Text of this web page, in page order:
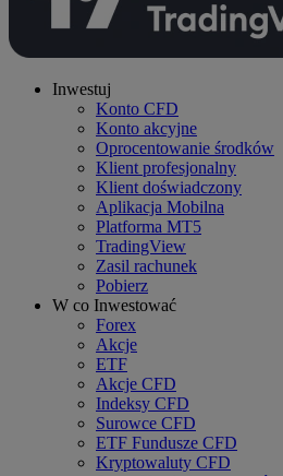
Inwestuj
Konto CFD
Konto akcyjne
Oprocentowanie środków
Klient profesjonalny
Klient doświadczony
Aplikacja Mobilna
Platforma MT5
TradingView
Zasil rachunek
Pobierz
W co Inwestować
Forex
Akcje
ETF
Akcje CFD
Indeksy CFD
Surowce CFD
ETF Fundusze CFD
Kryptowaluty CFD